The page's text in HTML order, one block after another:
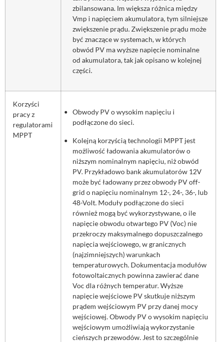
zbilansowana. Im większa różnica między
Vmp i napięciem akumulatora, tym silniejsze
zwiększenie prądu. Zwiększenie prądu może
być znaczące w systemach, w których
obwód PV ma wyższe napięcie nominalne
od akumulatora, tak jak opisano w kolejnej
części.
Korzyści
pracy z
regulatorami
MPPT
Obwody PV o wysokim napięciu i
podłączone do sieci.
Kolejną korzyścią technologii MPPT jest
możliwość ładowania akumulatorów o
niższym nominalnym napięciu, niż obwód
PV. Przykładowo bank akumulatorów 12V
może być ładowany przez obwody PV off-
grid o napięciu nominalnym 12-, 24-, 36-, lub
48-Volt. Moduły podłączone do sieci
również mogą być wykorzystywane, o ile
napięcie obwodu otwartego PV (Voc) nie
przekroczy maksymalnego dopuszczalnego
napięcia wejściowego, w granicznych
(najzimniejszych) warunkach
temperaturowych. Dokumentacja modułów
fotowoltaicznych powinna zawierać dane
Voc dla różnych temperatur. Wyższe
napięcie wejściowe PV skutkuje niższym
prądem wejściowym PV przy danej mocy
wejściowej. Obwody PV o wysokim napięciu
wejściowym umożliwiają wykorzystanie
cieńszych przewodów. Jest to szczególnie